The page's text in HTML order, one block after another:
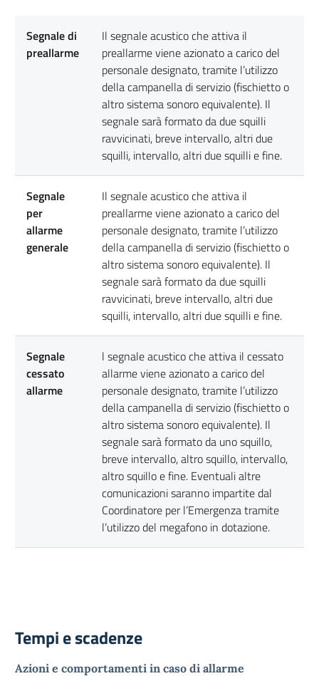
Segnale di
preallarme
Il segnale acustico che attiva il
preallarme viene azionato a carico del
personale designato, tramite l’utilizzo
della campanella di servizio (fischietto o
altro sistema sonoro equivalente). Il
segnale sarà formato da due squilli
ravvicinati, breve intervallo, altri due
squilli, intervallo, altri due squilli e fine.
Segnale
per
allarme
generale
Il segnale acustico che attiva il
preallarme viene azionato a carico del
personale designato, tramite l’utilizzo
della campanella di servizio (fischietto o
altro sistema sonoro equivalente). Il
segnale sarà formato da due squilli
ravvicinati, breve intervallo, altri due
squilli, intervallo, altri due squilli e fine.
Segnale
cessato
allarme
l segnale acustico che attiva il cessato
allarme viene azionato a carico del
personale designato, tramite l’utilizzo
della campanella di servizio (fischietto o
altro sistema sonoro equivalente). Il
segnale sarà formato da uno squillo,
breve intervallo, altro squillo, intervallo,
altro squillo e fine. Eventuali altre
comunicazioni saranno impartite dal
Coordinatore per l’Emergenza tramite
l’utilizzo del megafono in dotazione.
Tempi e scadenze
Azioni e comportamenti in caso di allarme